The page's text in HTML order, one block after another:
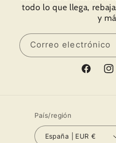
que ponen en su
Muchas gracias por
todo lo que llega,
y
Correo electrónico
Facebook
País/región
España | EUR €